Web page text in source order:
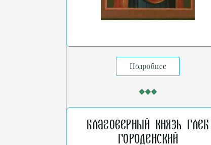
Подробнее
Благоверный князь Глеб
Городенский